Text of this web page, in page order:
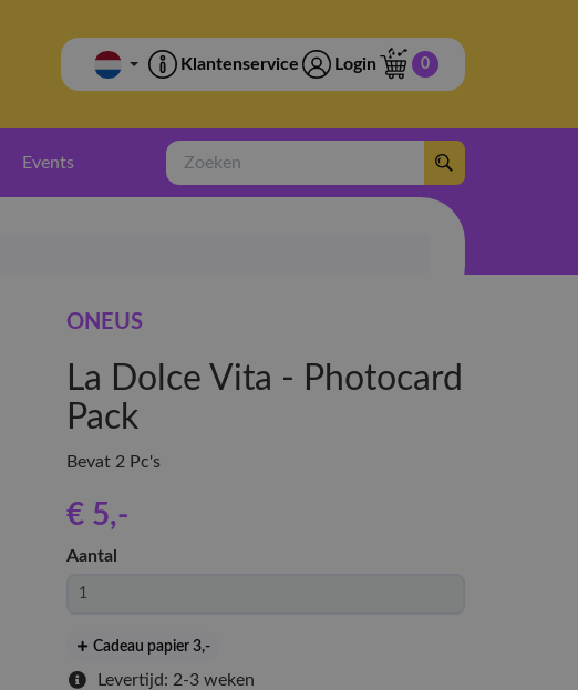
Klantenservice Login 0
Events
Zoeken
ONEUS
La Dolce Vita - Photocard
Pack
Bevat 2 Pc's
€ 5,-
Aantal
Cadeau papier 3,-
Levertijd: 2-3 weken